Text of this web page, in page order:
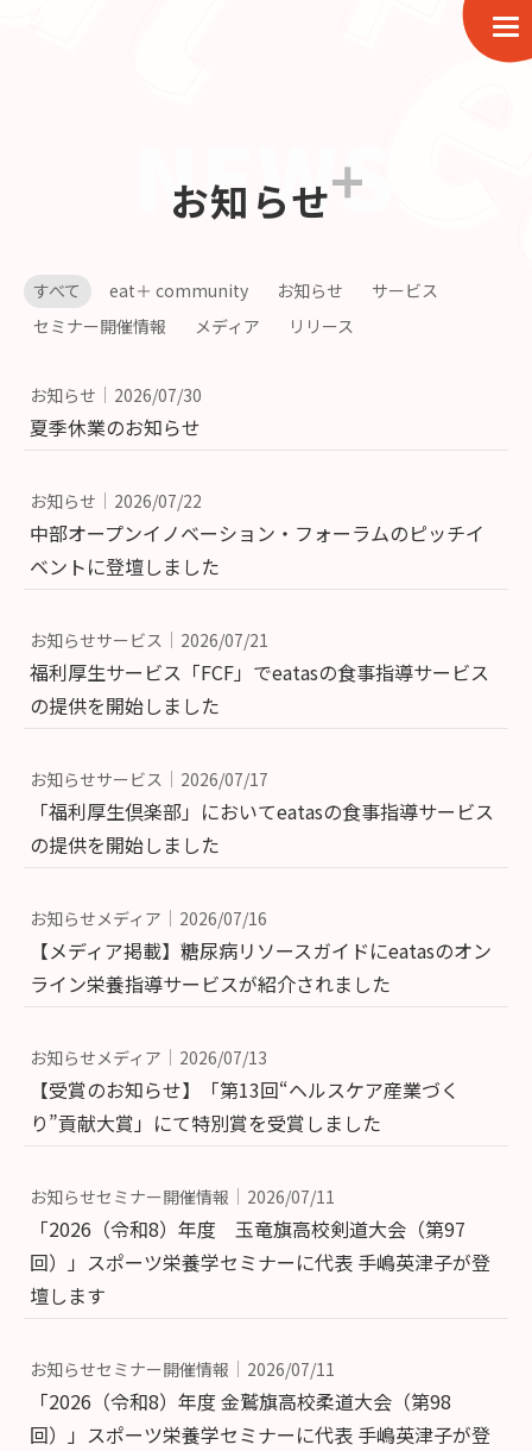
お知らせ
すべて eat＋ community お知らせ
サービス
セミナー開催情報
メディア リリース
お知らせ 2026/07/30
夏季休業のお知らせ
お知らせ 2026/07/22
中部オープンイノベーション・フォーラムのピッチイ
ベントに登壇しました
お知らせサービス 2026/07/21
福利厚生サービス「FCF」でeatasの食事指導サービス
の提供を開始しました
お知らせサービス 2026/07/17
「福利厚生倶楽部」においてeatasの食事指導サービス
の提供を開始しました
お知らせメディア 2026/07/16
【メディア掲載】糖尿病リソースガイドにeatasのオン
ライン栄養指導サービスが紹介されました
お知らせメディア 2026/07/13
【受賞のお知らせ】「第13回“ヘルスケア産業づく
り”貢献大賞」にて特別賞を受賞しました
お知らせセミナー開催情報 2026/07/11
「2026（令和8）年度 玉竜旗高校剣道大会（第97
回）」スポーツ栄養学セミナーに代表 手嶋英津子が登
壇します
お知らせセミナー開催情報 2026/07/11
「2026（令和8）年度 金鷲旗高校柔道大会（第98
回）」スポーツ栄養学セミナーに代表 手嶋英津子が登